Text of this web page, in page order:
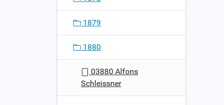
1879
1880
03880 Alfons
Schleissner